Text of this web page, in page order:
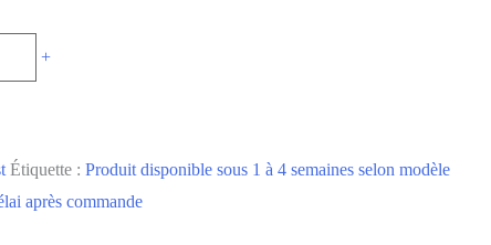
+
Étiquette :Produit disponible sous 1 à 4 semaines selon modèle
après commande